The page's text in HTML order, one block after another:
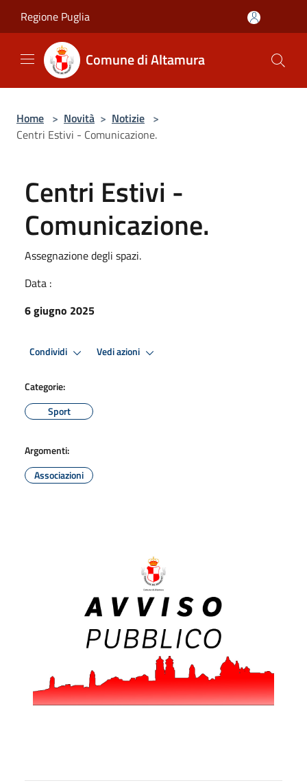
Regione Puglia
Comune di Altamura
Home > Novità > Notizie >
Centri Estivi - Comunicazione.
Centri Estivi -
Comunicazione.
Assegnazione degli spazi.
Data :
6 giugno 2025
Condividi Vedi azioni
Categorie:
Sport
Argomenti:
Associazioni